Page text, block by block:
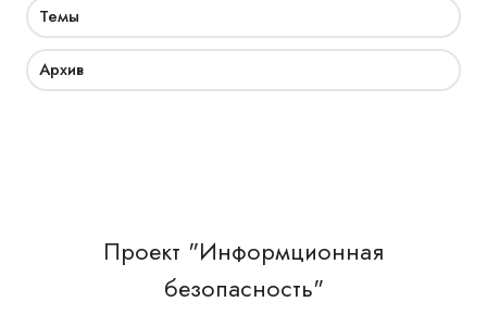
Темы
Архив
Проект "Информционная
безопасность"